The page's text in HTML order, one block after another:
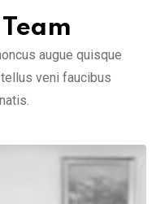
augue quisque
veni faucibus